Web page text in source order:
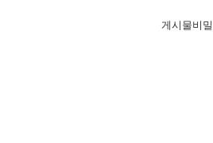
게시물비